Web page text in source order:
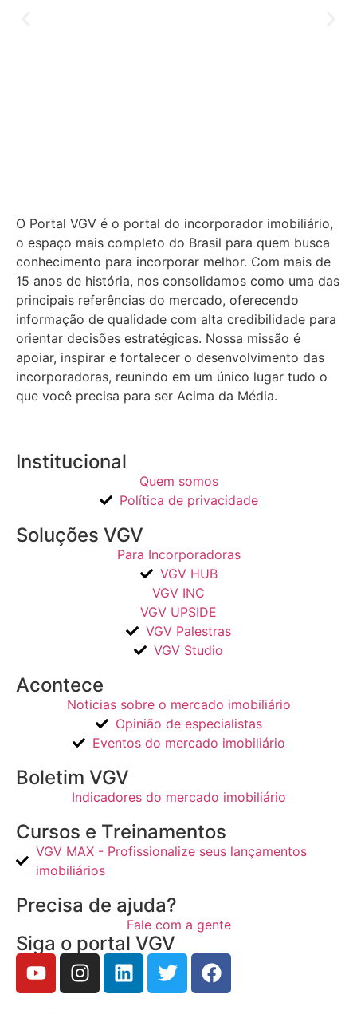
O Portal VGV é o portal do incorporador imobiliário,
o espaço mais completo do Brasil para quem busca
conhecimento para incorporar melhor. Com mais de
15 anos de história, nos consolidamos como uma das
principais referências do mercado, oferecendo
informação de qualidade com alta credibilidade para
orientar decisões estratégicas. Nossa missão é
apoiar, inspirar e fortalecer o desenvolvimento das
incorporadoras, reunindo em um único lugar tudo o
que você precisa para ser Acima da Média.
Institucional
Quem somos
Política de privacidade
Soluções VGV
Para Incorporadoras
VGV HUB
VGV INC
VGV UPSIDE
VGV Palestras
VGV Studio
Acontece
Noticias sobre o mercado imobiliário
Opinião de especialistas
Eventos do mercado imobiliário
Boletim VGV
Indicadores do mercado imobiliário
Cursos e Treinamentos
VGV MAX - Profissionalize seus lançamentos
imobiliários
Precisa de ajuda?
Fale com a gente
Siga o portal VGV